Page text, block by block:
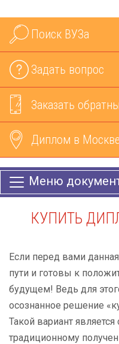
Поиск ВУЗа
Задать вопрос
Заказать
Диплом в Москве
Меню
КУПИТЬ
Если перед вами
пути и готовы к
будущем! Ведь для
осознанное решение
Такой вариант
традиционному